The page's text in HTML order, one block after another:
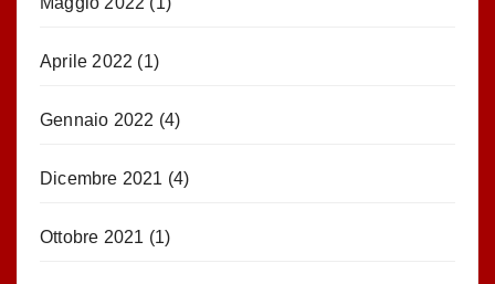
Aprile 2022 (1)
Gennaio 2022 (4)
Dicembre 2021 (4)
Ottobre 2021 (1)